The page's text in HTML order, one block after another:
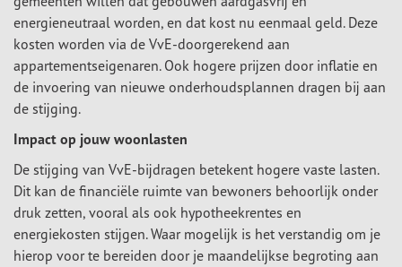
energieneutraal worden, en dat kost nu eenmaal geld. Deze
kosten worden via de VvE-doorgerekend aan
appartementseigenaren. Ook hogere prijzen door inflatie en
de invoering van nieuwe onderhoudsplannen dragen bij aan
de stijging.
Impact op jouw woonlasten
De stijging van VvE-bijdragen betekent hogere vaste lasten.
Dit kan de financiële ruimte van bewoners behoorlijk onder
druk zetten, vooral als ook hypotheekrentes en
energiekosten stijgen. Waar mogelijk is het verstandig om je
hierop voor te bereiden door je maandelijkse begroting aan